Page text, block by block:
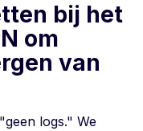
bij het
om
van
logs." We